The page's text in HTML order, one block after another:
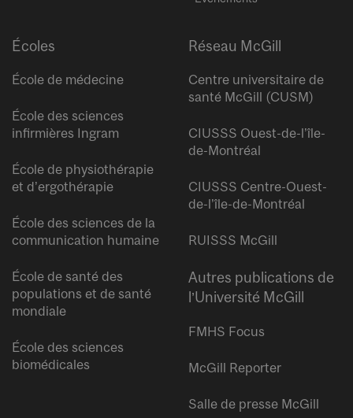
Écoles
École de médecine
École des sciences
infirmières Ingram
École de physiothérapie
et d’ergothérapie
École des sciences de la
communication humaine
École de santé des
populations et de santé
mondiale
École des sciences
biomédicales
Réseau McGill
Centre universitaire de
santé McGill (CUSM)
CIUSSS Ouest-de-l’île-
de-Montréal
CIUSSS Centre-Ouest-
de-l’île-de-Montréal
RUISSS McGill
Autres publications de
l’Université McGill
FMHS Focus
McGill Reporter
Salle de presse McGill